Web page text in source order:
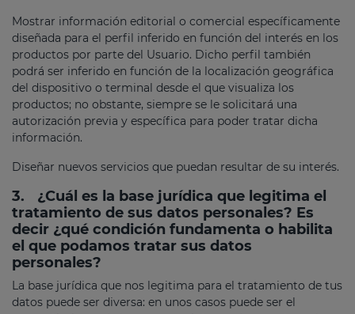
Mostrar información editorial o comercial específicamente
diseñada para el perfil inferido en función del interés en los
productos por parte del Usuario. Dicho perfil también
podrá ser inferido en función de la localización geográfica
del dispositivo o terminal desde el que visualiza los
productos; no obstante, siempre se le solicitará una
autorización previa y específica para poder tratar dicha
información.
Diseñar nuevos servicios que puedan resultar de su interés.
3.
¿Cuál es la base jurídica que legitima el
tratamiento de sus datos personales? Es
decir ¿qué condición fundamenta o habilita
el que podamos tratar sus datos
personales?
La base jurídica que nos legitima para el tratamiento de tus
datos puede ser diversa: en unos casos puede ser el